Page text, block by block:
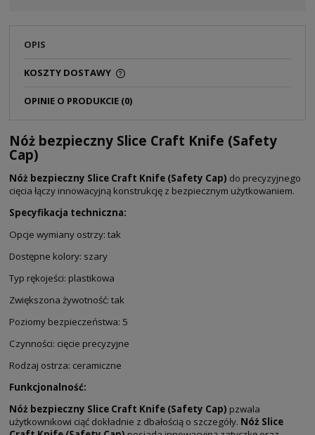
OPIS
KOSZTY DOSTAWY
OPINIE O PRODUKCIE (0)
Nóż bezpieczny Slice Craft Knife (Safety
Cap)
Nóż bezpieczny Slice Craft Knife (Safety Cap) do precyzyjnego
cięcia łączy innowacyjną konstrukcję z bezpiecznym użytkowaniem.
Specyfikacja techniczna:
Opcje wymiany ostrzy: tak
Dostępne kolory: szary
Typ rękojeści: plastikowa
Zwiększona żywotność: tak
Poziomy bezpieczeństwa: 5
Czynności: cięcie precyzyjne
Rodzaj ostrza: ceramiczne
Funkcjonalność:
Nóż bezpieczny Slice Craft Knife (Safety Cap) pzwala
użytkownikowi ciąć dokładnie z dbałością o szczegóły. Nóż Slice